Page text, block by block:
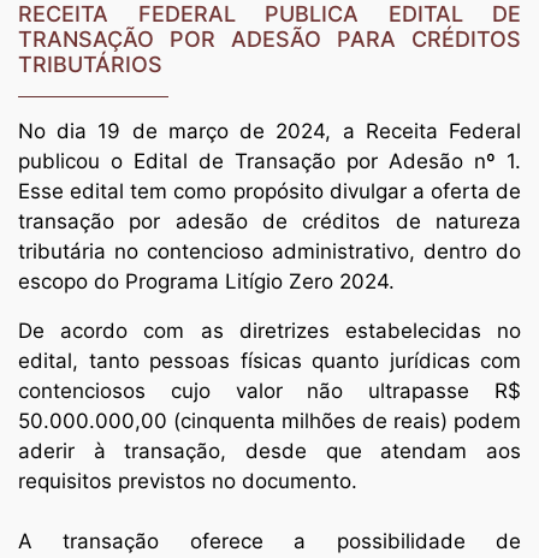
RECEITA FEDERAL PUBLICA EDITAL DE
TRANSAÇÃO POR ADESÃO PARA CRÉDITOS
TRIBUTÁRIOS
No dia 19 de março de 2024, a Receita Federal
publicou o Edital de Transação por Adesão nº 1.
Esse edital tem como propósito divulgar a oferta de
transação por adesão de créditos de natureza
tributária no contencioso administrativo, dentro do
escopo do Programa Litígio Zero 2024.
De acordo com as diretrizes estabelecidas no
edital, tanto pessoas físicas quanto jurídicas com
contenciosos cujo valor não ultrapasse R$
50.000.000,00 (cinquenta milhões de reais) podem
aderir à transação, desde que atendam aos
requisitos previstos no documento.
A transação oferece a possibilidade de